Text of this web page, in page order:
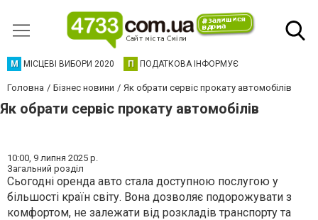
М МІСЦЕВІ ВИБОРИ 2020 П ПОДАТКОВА ІНФОРМУЄ
Головна Бізнес новини Як обрати сервіс прокату автомобілів
Як обрати сервіс прокату автомобілів
10:00, 9 липня 2025 р.
Загальний розділ
Сьогодні оренда авто стала доступною послугою у
більшості країн світу. Вона дозволяє подорожувати з
комфортом, не залежати від розкладів транспорту та